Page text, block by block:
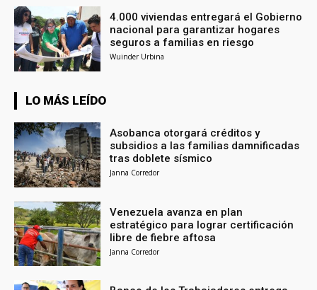
4.000 viviendas entregará el Gobierno
nacional para garantizar hogares
seguros a familias en riesgo
Wuinder Urbina
LO MÁS LEÍDO
Asobanca otorgará créditos y
subsidios a las familias damnificadas
tras doblete sísmico
Janna Corredor
Venezuela avanza en plan
estratégico para lograr certificación
libre de fiebre aftosa
Janna Corredor